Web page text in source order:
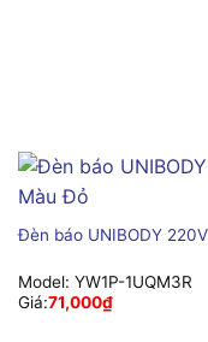
Đèn báo UNIBODY
Model: YW1P-1UQM3R
Giá:71,000₫